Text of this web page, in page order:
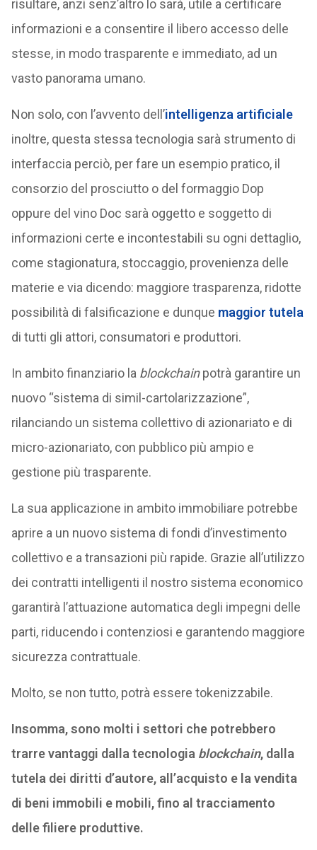
risultare, anzi senz’altro lo sarà, utile a certificare
informazioni e a consentire il libero accesso delle
stesse, in modo trasparente e immediato, ad un
vasto panorama umano.
Non solo, con l’avvento dell’intelligenza artificiale
inoltre, questa stessa tecnologia sarà strumento di
interfaccia perciò, per fare un esempio pratico, il
consorzio del prosciutto o del formaggio Dop
oppure del vino Doc sarà oggetto e soggetto di
informazioni certe e incontestabili su ogni dettaglio,
come stagionatura, stoccaggio, provenienza delle
materie e via dicendo: maggiore trasparenza, ridotte
possibilità di falsificazione e dunque maggior tutela
di tutti gli attori, consumatori e produttori.
In ambito finanziario la blockchainpotrà garantire un
nuovo “sistema di simil-cartolarizzazione”,
rilanciando un sistema collettivo di azionariato e di
micro-azionariato, con pubblico più ampio e
gestione più trasparente.
La sua applicazione in ambito immobiliare potrebbe
aprire a un nuovo sistema di fondi d’investimento
collettivo e a transazioni più rapide. Grazie all’utilizzo
dei contratti intelligenti il nostro sistema economico
garantirà l’attuazione automatica degli impegni delle
parti, riducendo i contenziosi e garantendo maggiore
sicurezza contrattuale.
Molto, se non tutto, potrà essere tokenizzabile.
Insomma, sono molti i settori che potrebbero
trarre vantaggi dalla tecnologia blockchain, dalla
tutela dei diritti d’autore, all’acquisto e la vendita
di beni immobili e mobili, fino al tracciamento
delle filiere produttive.